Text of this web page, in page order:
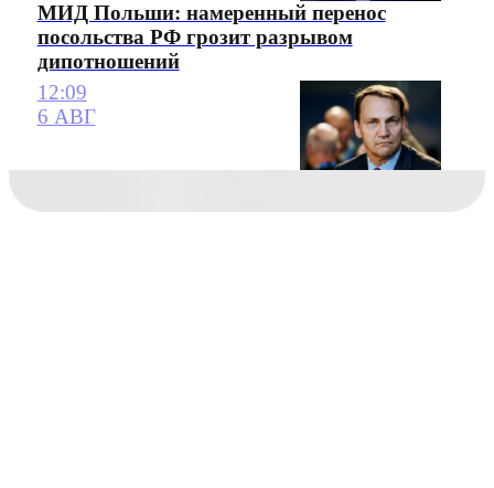
МИД Польши: намеренный перенос
посольства РФ грозит разрывом
дипотношений
12:09
6 АВГ